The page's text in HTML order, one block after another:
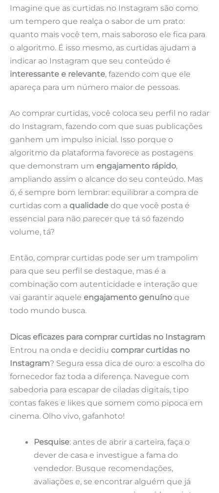
Imagine que as curtidas no Instagram são como
um tempero que realça o sabor de um prato:
quanto mais você tem, mais saboroso ele fica para
o algoritmo. É isso mesmo, as curtidas ajudam a
indicar ao Instagram que seu conteúdo é
interessante e relevante, fazendo com que ele
apareça para um número maior de pessoas.
Ao comprar curtidas, você coloca seu perfil no radar
do Instagram, fazendo com que suas publicações
ganhem um impulso inicial. Isso porque o
algoritmo da plataforma favorece as postagens
que demonstram um engajamento rápido,
ampliando assim o alcance do seu conteúdo. Mas
ó, é sempre bom lembrar: equilibrar a compra de
curtidas com a qualidade do que você posta é
essencial para não parecer que tá só fazendo
volume, tá?
Então, comprar curtidas pode ser um trampolim
para que seu perfil se destaque, mas é a
combinação com autenticidade e interação que
vai garantir aquele engajamento genuíno que
todo mundo busca.
Dicas eficazes para comprar curtidas no Instagram
Entrou na onda e decidiu comprar curtidas no
Instagram? Segura essa dica de ouro: a escolha do
fornecedor faz toda a diferença. Navegue com
sabedoria para escapar de ciladas digitais, tipo
contas fakes e likes que somem como pipoca em
cinema. Olho vivo, gafanhoto!
Pesquise: antes de abrir a carteira, faça o
dever de casa e investigue a fama do
vendedor. Busque recomendações,
avaliações e, se encontrar alguém que já